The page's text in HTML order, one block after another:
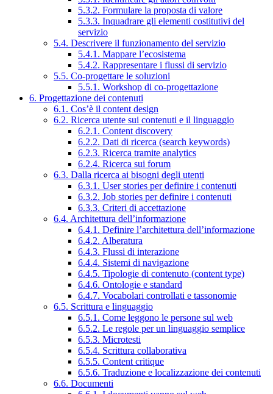
5.3.2. Formulare la proposta di valore
5.3.3. Inquadrare gli elementi costitutivi del
servizio
5.4. Descrivere il funzionamento del servizio
5.4.1. Mappare l’ecosistema
5.4.2. Rappresentare i flussi di servizio
5.5. Co-progettare le soluzioni
5.5.1. Workshop di co-progettazione
6. Progettazione dei contenuti
6.1. Cos’è il content design
6.2. Ricerca utente sui contenuti e il linguaggio
6.2.1. Content discovery
6.2.2. Dati di ricerca (search keywords)
6.2.3. Ricerca tramite analytics
6.2.4. Ricerca sui forum
6.3. Dalla ricerca ai bisogni degli utenti
6.3.1. User stories per definire i contenuti
6.3.2. Job stories per definire i contenuti
6.3.3. Criteri di accettazione
6.4. Architettura dell’informazione
6.4.1. Definire l’architettura dell’informazione
6.4.2. Alberatura
6.4.3. Flussi di interazione
6.4.4. Sistemi di navigazione
6.4.5. Tipologie di contenuto (content type)
6.4.6. Ontologie e standard
6.4.7. Vocabolari controllati e tassonomie
6.5. Scrittura e linguaggio
6.5.1. Come leggono le persone sul web
6.5.2. Le regole per un linguaggio semplice
6.5.3. Microtesti
6.5.4. Scrittura collaborativa
6.5.5. Content critique
6.5.6. Traduzione e localizzazione dei contenuti
6.6. Documenti